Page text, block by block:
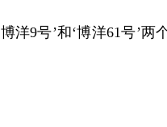
洋9号’和‘博洋61号’